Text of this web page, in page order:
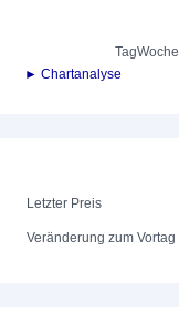
TagWoche
► Chartanalyse
Letzter Preis
Veränderung zum Vortag